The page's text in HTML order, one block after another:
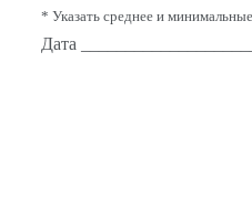
* Указать среднее и
Дата